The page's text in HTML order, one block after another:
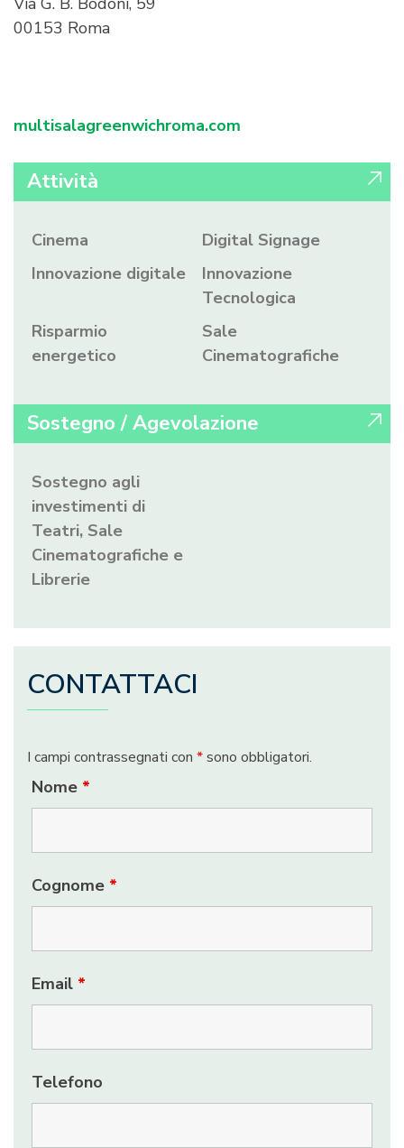
00153 Roma
multisalagreenwichroma.com
Attività
Cinema
Digital Signage
Innovazione digitale
Innovazione
Tecnologica
Risparmio
energetico
Sale
Cinematografiche
Sostegno / Agevolazione
Sostegno agli
investimenti di
Teatri, Sale
Cinematografiche e
Librerie
CONTATTACI
I campi contrassegnati con *sono obbligatori.
Nome *
Cognome *
Email *
Telefono